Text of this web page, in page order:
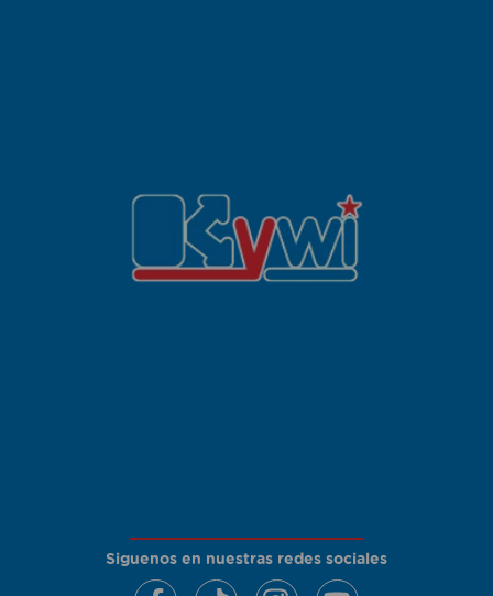
Siguenos en nuestras redes sociales